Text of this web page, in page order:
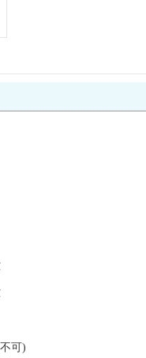
可)